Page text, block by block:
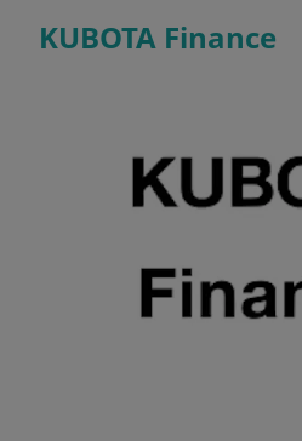
KUBOTA Finance